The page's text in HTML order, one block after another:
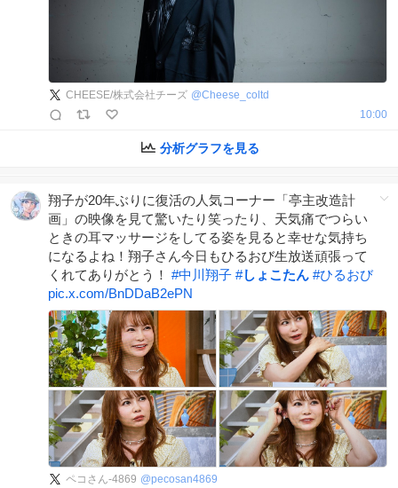
CHEESE/株式会社チーズ @Cheese_coltd
10:00
分析グラフを見る
翔子が20年ぶりに復活の人気コーナー「亭主改造計
画」の映像を見て驚いたり笑ったり、天気痛でつらい
ときの耳マッサージをしてる姿を見ると幸せな気持ち
になるよね！翔子さん今日もひるおび生放送頑張って
くれてありがとう！ #中川翔子 #しょこたん #ひるおび
pic.x.com/BnDDaB2ePN
ペコさん-4869 @pecosan4869